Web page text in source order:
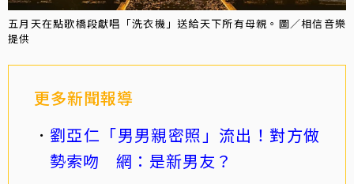
五月天在點歌橋段獻唱「洗衣機」送給天下所有母親。圖／相信音樂
提供
更多新聞報導
劉亞仁「男男親密照」流出！對方做
勢索吻 網：是新男友？